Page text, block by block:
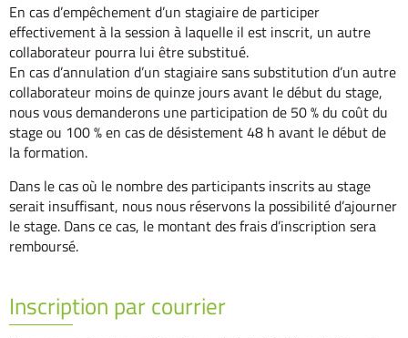
En cas d’empêchement d’un stagiaire de participer
effectivement à la session à laquelle il est inscrit, un autre
collaborateur pourra lui être substitué.
En cas d’annulation d’un stagiaire sans substitution d’un autre
collaborateur moins de quinze jours avant le début du stage,
nous vous demanderons une participation de 50 % du coût du
stage ou 100 % en cas de désistement 48 h avant le début de
la formation.
Dans le cas où le nombre des participants inscrits au stage
serait insuffisant, nous nous réservons la possibilité d’ajourner
le stage. Dans ce cas, le montant des frais d’inscription sera
remboursé.
Inscription par courrier